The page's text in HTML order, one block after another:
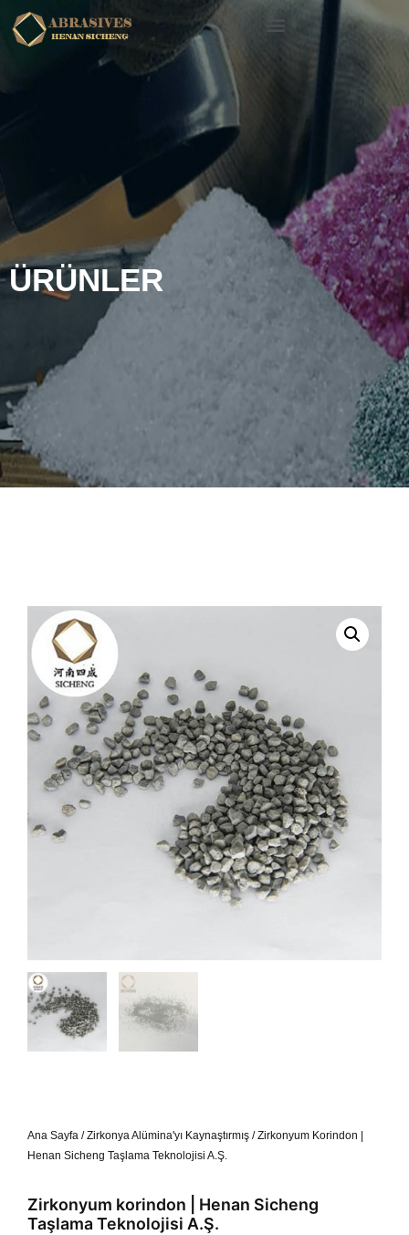
ÜRÜNLER
Ana Sayfa /Zirkonya Alümina'yı Kaynaştırmış / Zirkonyum Korindon |
Henan Sicheng Taşlama Teknolojisi A.Ş.
Zirkonyum korindon | Henan Sicheng
Taşlama Teknolojisi A.Ş.